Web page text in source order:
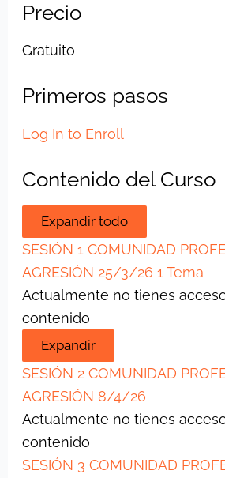
Precio
Gratuito
Primeros pasos
Log In to Enroll
Contenido del Curso
Expandir todo
SESIÓN 1 COMUNIDAD
AGRESIÓN 25/3/26 1 Tema
Actualmente no tienes
contenido
Expandir
SESIÓN 2 COMUNIDAD
AGRESIÓN 8/4/26
Actualmente no tienes
contenido
SESIÓN 3 COMUNIDAD